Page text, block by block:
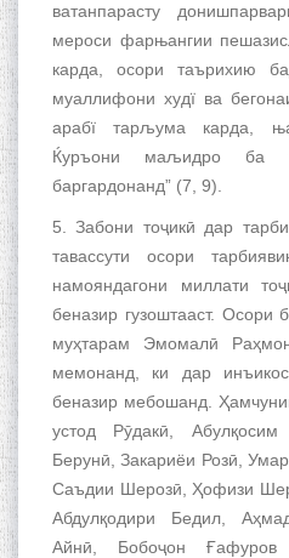
ватанпарасту
мероси фарњангии
карда, осори таърихию
муаллифони худї ва
арабї тарљума карда,
Ќуръони маљидро ба
баргардонанд” (7, 9).
5. Забони тоҷикӣ дар
тавассути осори
намояндагони миллати
беназир гузоштааст. Осори
муҳтарам Эмомалӣ
мемонанд, ки дар
беназир мебошанд.
устод Рӯдакӣ,
Берунӣ, Закариёи Розӣ,
Саъдии Шерозӣ, Ҳофизи
Абдулқодири Бедил,
Айнӣ, Бобоҷон